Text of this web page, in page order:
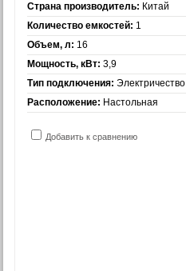
Страна производитель: Китай
Количество емкостей: 1
Объем, л: 16
Мощность, кВт: 3,9
Тип подключения: Электричество
Расположение: Настольная
Добавить к сравнению